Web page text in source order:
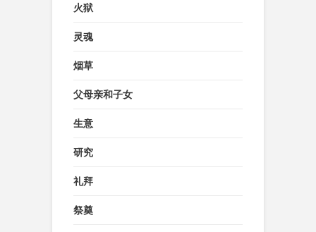
火狱
灵魂
烟草
父母亲和子女
生意
研究
礼拜
祭奠